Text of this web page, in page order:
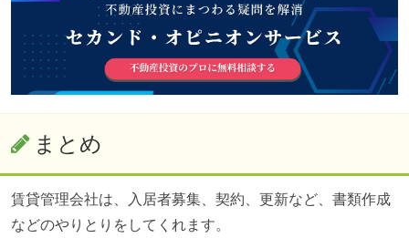
まとめ
賃貸管理会社は、入居者募集、契約、更新など、書類作成
などのやりとりをしてくれます。